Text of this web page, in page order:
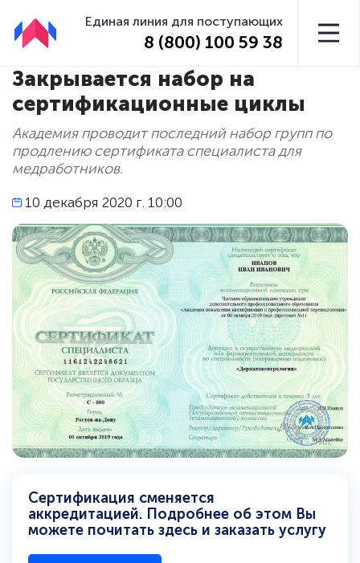
Единая линия для поступающих
8 (800) 100 59 38
Закрывается набор на
сертификационные циклы
Академия проводит последний набор групп по
продлению сертификата специалиста для
медработников.
10 декабря 2020 г. 10:00
Сертификация сменяется
аккредитацией. Подробнее об этом Вы
можете почитать здесь и заказать услугу